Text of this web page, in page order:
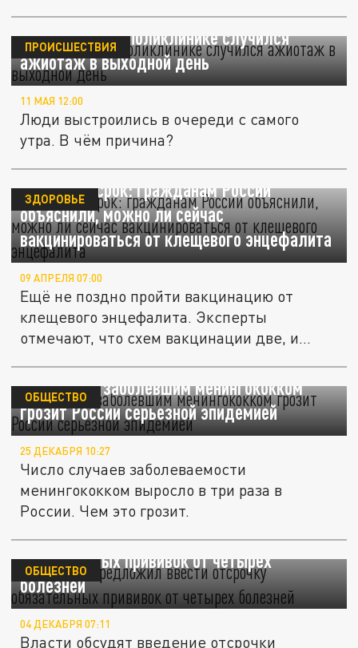
В челябинской поликлинике случился
ажиотаж в выходной день
ПРОИСШЕСТВИЯ
11 МАЯ 12:00
Люди выстроились в очереди с самого
утра. В чём причина?
Вышел ли срок: гражданам России
объяснили, можно ли сейчас
вакцинироваться от клещевого энцефалита
ЗДОРОВЬЕ
09 АПРЕЛЯ 07:00
Ещё не поздно пройти вакцинацию от
клещевого энцефалита. Эксперты
отмечают, что схем вакцинации две, и
Рост числа заболевшим менингококком
грозит России серьезной эпидемией
ОБЩЕСТВО
25 ДЕКАБРЯ 10:27
Число случаев заболеваемости
менингококком выросло в три раза в
России. Чем это грозит.
Минздрав предложил ввести отсрочку
обязательных прививок от четырех
болезней
ОБЩЕСТВО
04 ДЕКАБРЯ 07:11
Власти обсудят введение отсрочки